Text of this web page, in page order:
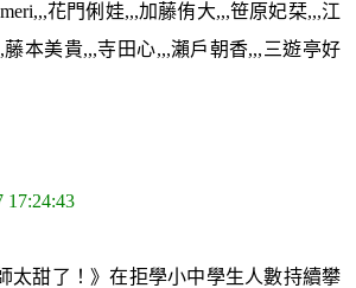
花門俐娃,,,加藤侑大,,,笹原妃栞,,,江
藤本美貴,,,寺田心,,,瀨戶朝香,,,三遊亭好
17:24:43
太甜了！》在拒學小中學生人數持續攀